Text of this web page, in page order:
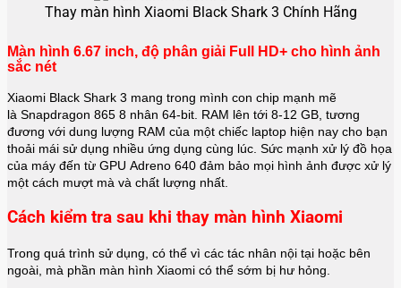
Thay màn hình Xiaomi Black Shark 3 Chính Hãng
Màn hình 6.67 inch, độ phân giải Full HD+ cho hình ảnh
sắc nét
Xiaomi Black Shark 3 mang trong mình con chip mạnh mẽ
là Snapdragon 865 8 nhân 64-bit. RAM lên tới 8-12 GB, tương
đương với dung lượng RAM của một chiếc laptop hiện nay cho bạn
thoải mái sử dụng nhiều ứng dụng cùng lúc. Sức mạnh xử lý đồ họa
của máy đến từ GPU Adreno 640 đảm bảo mọi hình ảnh được xử lý
một cách mượt mà và chất lượng nhất.
Cách kiểm tra sau khi thay màn hình Xiaomi
Trong quá trình sử dụng, có thể vì các tác nhân nội tại hoặc bên
ngoài, mà phần màn hình Xiaomi có thể sớm bị hư hỏng.